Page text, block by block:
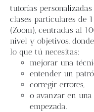
tutorías
clases particulares de
(Zoom), centradas al
nivel y objetivos,
lo que tú necesitas:
mejorar una
entender un
corregir errores,
o avanzar en
empezada.